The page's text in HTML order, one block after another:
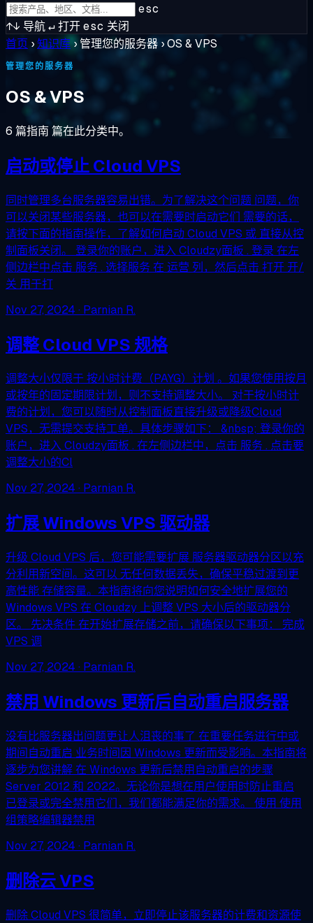
esc
↑↓ 导航↵打开esc 关闭
首页 ›知识库 › 管理您的服务器 ›OS & VPS
管理您的服务器
OS & VPS
6 篇指南 篇在此分类中。
启动或停止 Cloud VPS
同时管理多台服务器容易出错。为了解决这个问题 问题，你
可以关闭某些服务器，也可以在需要时启动它们 需要的话，
请按下面的指南操作，了解如何启动 Cloud VPS 或 直接从控
制面板关闭。 登录你的账户，进入 Cloudzy面板 . 登录 在左
侧边栏中点击 服务 . 选择服务 在 运营 列，然后点击 打开 开/
关 用于打
Nov 27, 2024 · Parnian R.
调整 Cloud VPS 规格
调整大小仅限于 按小时计费（PAYG）计划 。如果您使用按月
或按年的固定期限计划，则不支持调整大小。 对于按小时计
费的计划，您可以随时从控制面板直接升级或降级Cloud
VPS，无需提交支持工单。具体步骤如下： &nbsp; 登录你的
账户，进入 Cloudzy面板 . 在左侧边栏中，点击 服务 . 点击要
调整大小的Cl
Nov 27, 2024 · Parnian R.
扩展 Windows VPS 驱动器
升级 Cloud VPS 后，您可能需要扩展 服务器驱动器分区以充
分利用新空间。这可以 无任何数据丢失，确保平稳过渡到更
高性能 存储容量。本指南将向您说明如何安全地扩展您的
Windows VPS 在 Cloudzy 上调整 VPS 大小后的驱动器分
区。 先决条件 在开始扩展存储之前，请确保以下事项： 完成
VPS 调
Nov 27, 2024 · Parnian R.
禁用 Windows 更新后自动重启服务器
没有比服务器出问题更让人沮丧的事了 在重要任务进行中或
期间自动重启 业务时间因 Windows 更新而受影响。本指南将
逐步为您讲解 在 Windows 更新后禁用自动重启的步骤
Server 2012 和 2022。无论你是想在用户使用时防止重启
已登录或完全禁用它们，我们都能满足你的需求。 使用 使用
组策略编辑器禁用
Nov 27, 2024 · Parnian R.
删除云 VPS
删除 Cloud VPS 很简单，立即停止该服务器的计费和资源使